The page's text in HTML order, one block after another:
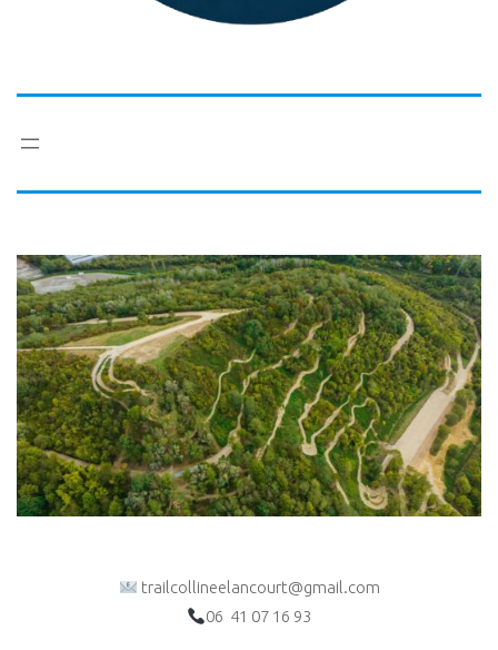
trailcollineelancourt@gmail.com
06 41 07 16 93